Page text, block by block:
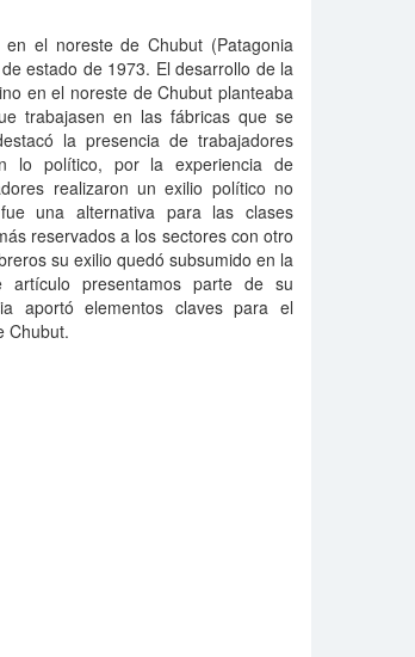
el noreste de Chubut (Patagonia
estado de 1973. El desarrollo de la
en el noreste de Chubut planteaba
trabajasen en las fábricas que se
la presencia de trabajadores
lo político, por la experiencia de
realizaron un exilio político no
una alternativa para las clases
reservados a los sectores con otro
su exilio quedó subsumido en la
artículo presentamos parte de su
aportó elementos claves para el
Chubut.